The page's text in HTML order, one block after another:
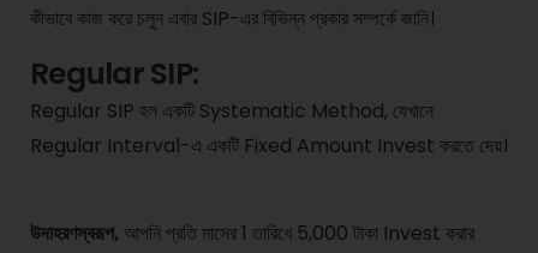
কীভাবে কাজ করে চলুন এবার SIP-এর বিভিন্ন প্রকার সম্পর্কে জানি।
Regular SIP:
Regular SIP হল একটি Systematic Method, যেখানে
Regular Interval-এ একটি Fixed Amount Invest করতে দেয়।
উদাহরণস্বরূপ, আপনি প্রতি মাসের 1 তারিখে 5,000 টাকা Invest করার